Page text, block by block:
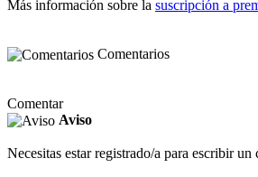
Más información sobre la suscripción a
Comentarios
Comentar
Aviso
Necesitas estar registrado/a para escribir un